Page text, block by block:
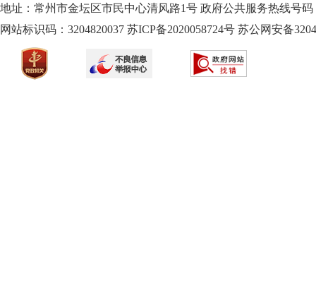
地址：常州市金坛区市民中心清风路1号 政府公共服务热线号码
网站标识码：3204820037 苏ICP备2020058724号 苏公网安备